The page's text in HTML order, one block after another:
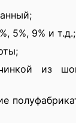
5%, 9% и т.д.;
из